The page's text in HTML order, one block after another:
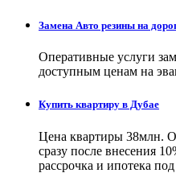
Замена Авто резины на
Оперативные услуги
доступным ценам на
Купить квартиру в Дубае
Цена квартиры 38млн.
сразу после внесения
рассрочка и ипотека